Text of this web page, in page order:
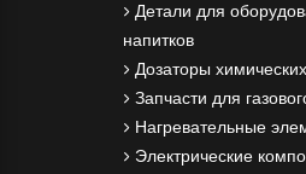
Детали для
напитков
Дозаторы
Запчасти для
Нагревательные
Электрические